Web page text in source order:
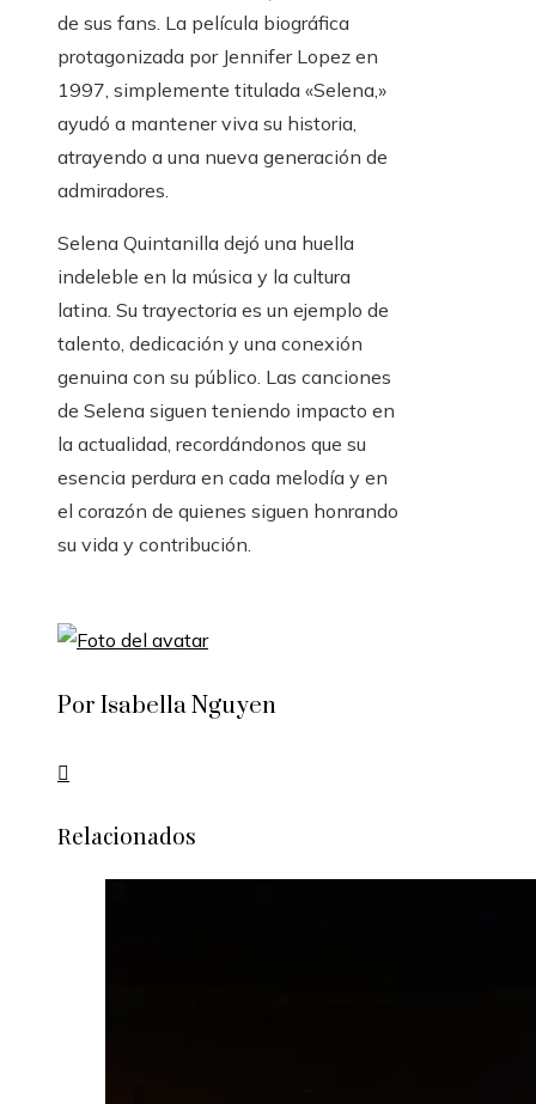
de sus fans. La película biográfica
protagonizada por Jennifer Lopez en
1997, simplemente titulada «Selena,»
ayudó a mantener viva su historia,
atrayendo a una nueva generación de
admiradores.
Selena Quintanilla dejó una huella
indeleble en la música y la cultura
latina. Su trayectoria es un ejemplo de
talento, dedicación y una conexión
genuina con su público. Las canciones
de Selena siguen teniendo impacto en
la actualidad, recordándonos que su
esencia perdura en cada melodía y en
el corazón de quienes siguen honrando
su vida y contribución.
Por Isabella Nguyen
Relacionados